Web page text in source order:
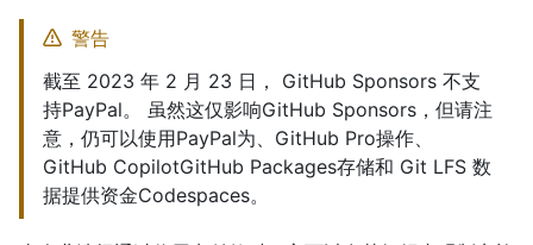
警告
截至 2023 年 2 月 23 日， GitHub Sponsors 不支
持PayPal。 虽然这仅影响GitHub Sponsors，但请注
意，仍可以使用PayPal为、GitHub Pro操作、
GitHub CopilotGitHub Packages存储和 Git LFS 数
据提供资金Codespaces。